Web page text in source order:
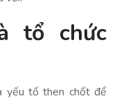
tổ chức
yếu tố then chốt để